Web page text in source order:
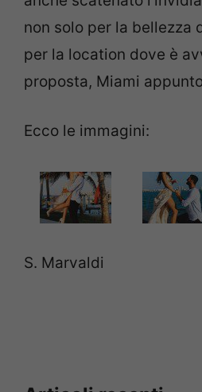
non solo per la bellezza
per la location dove è
proposta, Miami
Ecco le immagini:
S. Marvaldi